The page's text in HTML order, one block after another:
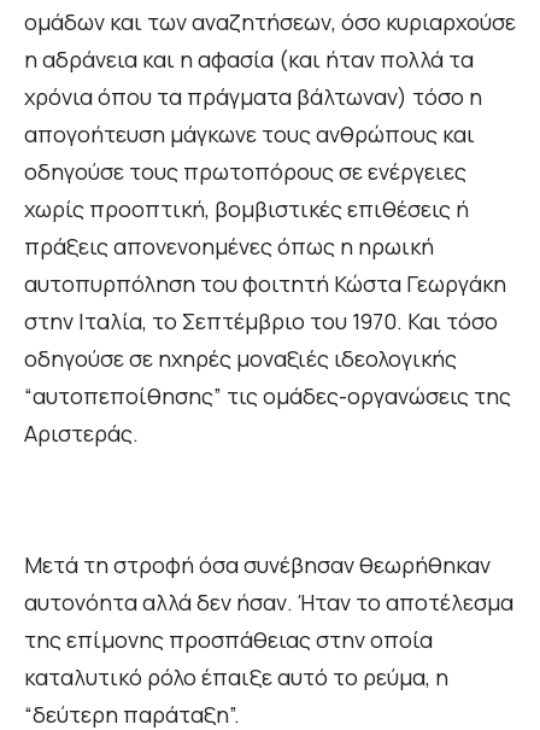
ομάδων και των αναζητήσεων, όσο κυριαρχούσε
η αδράνεια και η αφασία (και ήταν πολλά τα
χρόνια όπου τα πράγματα βάλτωναν) τόσο η
απογοήτευση μάγκωνε τους ανθρώπους και
οδηγούσε τους πρωτοπόρους σε ενέργειες
χωρίς προοπτική, βομβιστικές επιθέσεις ή
πράξεις απονενοημένες όπως η ηρωική
αυτοπυρπόληση του φοιτητή Κώστα Γεωργάκη
στην Ιταλία, το Σεπτέμβριο του 1970. Και τόσο
οδηγούσε σε ηχηρές μοναξιές ιδεολογικής
“αυτοπεποίθησης” τις ομάδες-οργανώσεις της
Αριστεράς.
Μετά τη στροφή όσα συνέβησαν θεωρήθηκαν
αυτονόητα αλλά δεν ήσαν. Ήταν το αποτέλεσμα
της επίμονης προσπάθειας στην οποία
καταλυτικό ρόλο έπαιξε αυτό το ρεύμα, η
“δεύτερη παράταξη”.